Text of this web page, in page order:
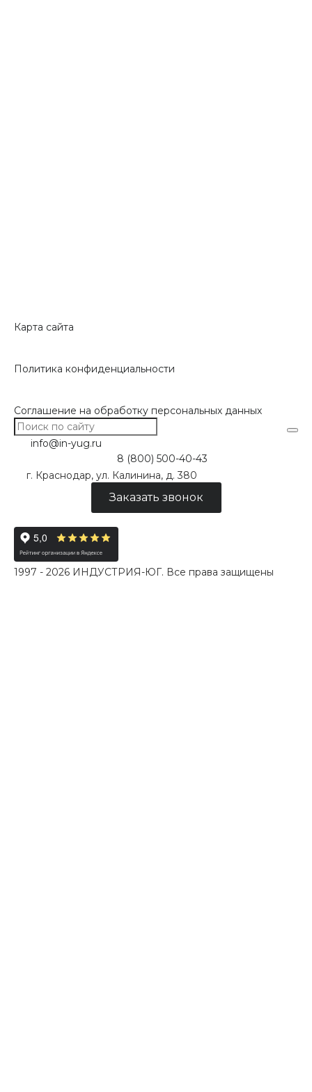
Карта сайта
Политика конфиденциальности
Соглашение на обработку персональных данных
info@in-yug.ru
8 (800) 500-40-43
г. Краснодар, ул. Калинина, д. 380
Заказать звонок
1997 - 2026 ИНДУСТРИЯ-ЮГ. Все права защищены